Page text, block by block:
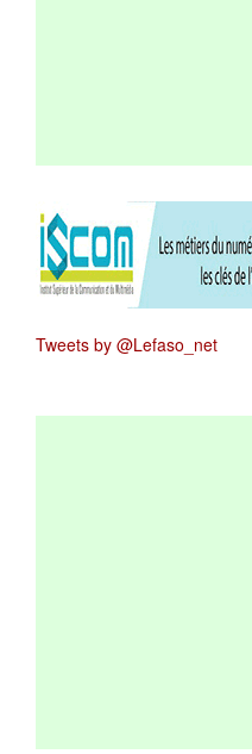
Tweets by @Lefaso_net